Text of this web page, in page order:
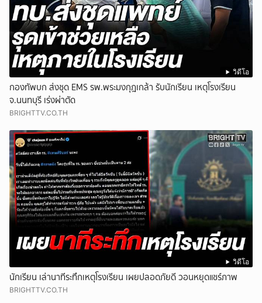
วิดีโอ
กองทัพบก ส่งชุด EMS รพ.พระมงกุฎเกล้า รับนักเรียน เหตุโรงเรียน
จ.นนทบุรี เร่งผ่าตัด
BRIGHTTV.CO.TH
วิดีโอ
นักเรียน เล่านาทีระทึกเหตุโรงเรียน เผยปลอดภัยดี วอนหยุดแชร์ภาพ
BRIGHTTV.CO.TH